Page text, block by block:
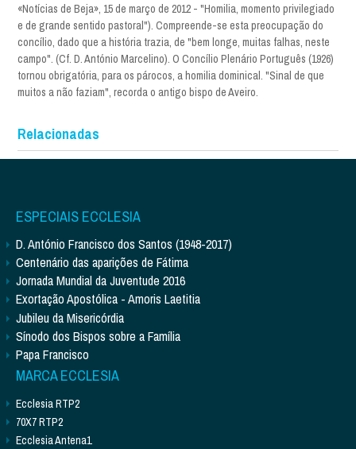
«Notícias de Beja», 15 de março de 2012 - "Homilia, momento privilegiado
e de grande sentido pastoral"). Compreende-se esta preocupação do
concílio, dado que a história trazia, de "bem longe, muitas falhas, neste
campo". (Cf. D. António Marcelino). O Concílio Plenário Português (1926)
tornou obrigatória, para os párocos, a homilia dominical. "Sinal de que
muitos a não faziam", recorda o antigo bispo de Aveiro.
Relacionadas
ESPECIAIS ECCLESIA
D. António Francisco dos Santos (1948-2017)
Centenário das aparições de Fátima
Jornada Mundial da Juventude 2016
Exortação Apostólica - Amoris Laetitia
Jubileu da Misericórdia
Sínodo dos Bispos sobre a Família
Papa Francisco
MARCA ECCLESIA
Ecclesia RTP2
70X7 RTP2
Ecclesia Antena1